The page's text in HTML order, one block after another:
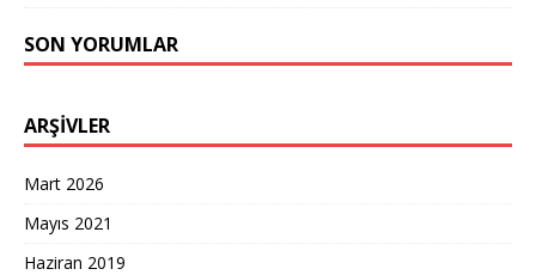
SON YORUMLAR
ARŞIVLER
Mart 2026
Mayıs 2021
Haziran 2019